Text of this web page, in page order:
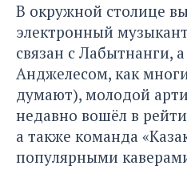
В окружной столице
электронный
связан с Лабытнанги,
Анджелесом, как
думают), молодой
недавно вошёл в
а также команда
популярными